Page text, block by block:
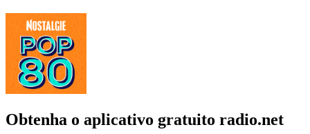
Obtenha o aplicativo gratuito radio.net